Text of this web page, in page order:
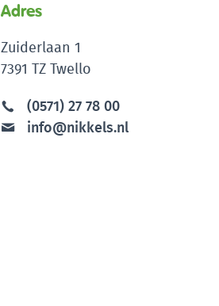
Adres
Zuiderlaan 1
7391 TZ Twello
(0571) 27 78 00
info@nikkels.nl